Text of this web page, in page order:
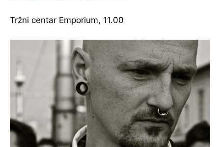
Tržni centar Emporium, 11.00